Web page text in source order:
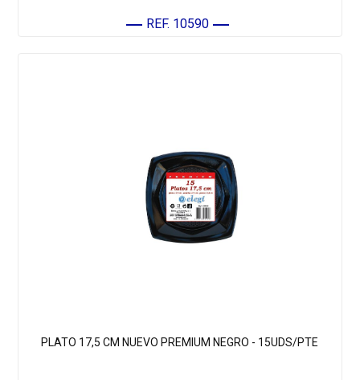
REF. 10590
PLATO 17,5 CM NUEVO PREMIUM NEGRO - 15UDS/PTE